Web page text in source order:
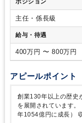
ポジション
主任・係長級
給与・待遇
400万円 〜 800万円
アピールポイント
創業130年以上の歴史
を展開されています
年1054億円に成長）